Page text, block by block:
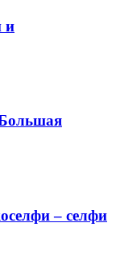
и
– селфи